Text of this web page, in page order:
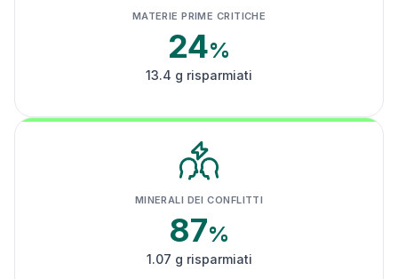
MATERIE PRIME CRITICHE
24%
13.4 g risparmiati
MINERALI DEI CONFLITTI
87%
1.07 g risparmiati